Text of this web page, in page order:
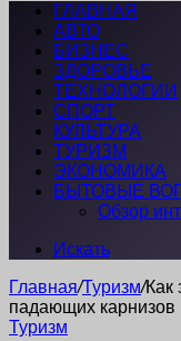
ГЛАВНАЯ
АВТО
БИЗНЕС
ЗДОРОВЬЕ
ТЕХНОЛОГИИ
СПОРТ
КУЛЬТУРА
ТУРИЗМ
ЭКОНОМИКА
БЫТОВЫЕ
Обзор
Искать
Главная/Туризм/Как
падающих карнизов
Туризм